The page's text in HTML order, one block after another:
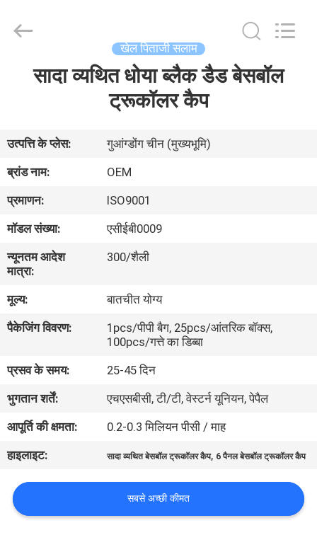
हमारे
बारे
कारखाना
गुणवत्ता
नियंत्रण
संपर्क
करें
मामलों
Manufacturing
खेल पिताजी सलाम
सादा व्यथित धोया ब्लैक डैड बेसबॉल
ट्रूकॉलर कैप
उत्पत्ति के प्लेस:
गुआंग्डोंग चीन (मुख्यभूमि)
ब्रांड नाम:
OEM
प्रमाणन:
ISO9001
मॉडल संख्या:
एसीईबी0009
न्यूनतम आदेश
मात्रा:
300/शैली
मूल्य:
बातचीत योग्य
पैकेजिंग विवरण:
1pcs/पीपी बैग, 25pcs/आंतरिक बॉक्स,
100pcs/गत्ते का डिब्बा
प्रसव के समय:
25-45 दिन
भुगतान शर्तें:
एचएसबीसी, टी/टी, वेस्टर्न यूनियन, पेपैल
आपूर्ति की क्षमता:
0.2-0.3 मिलियन पीसी / माह
हाइलाइट:
सादा व्यथित बेसबॉल ट्रूकॉलर कैप, 6 पैनल बेसबॉल ट्रूकॉलर कैप
सबसे अच्छी कीमत